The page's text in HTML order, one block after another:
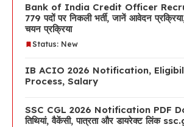
Bank of India Credit Officer
779 पदों पर निकली भर्ती, जानें आवेदन
चयन प्रक्रिया
Status: New
IB ACIO 2026 Notification,
Process, Salary
SSC CGL 2026 Notification PDF
तिथियां, वैकेंसी, पात्रता और डायरेक्ट लिंक